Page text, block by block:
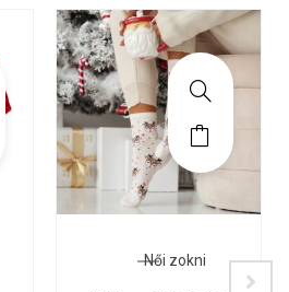
Női zokni